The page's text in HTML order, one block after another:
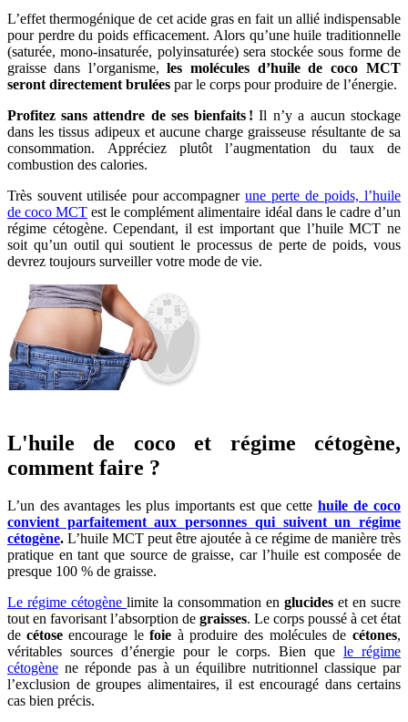
L’effet thermogénique de cet acide gras en fait un allié indispensable
pour perdre du poids efficacement. Alors qu’une huile traditionnelle
(saturée, mono-insaturée, polyinsaturée) sera stockée sous forme de
graisse dans l’organisme, les molécules d’huile de coco MCT
seront directement brulées par le corps pour produire de l’énergie.
Profitez sans attendre de ses bienfaits ! Il n’y a aucun stockage
dans les tissus adipeux et aucune charge graisseuse résultante de sa
consommation. Appréciez plutôt l’augmentation du taux de
combustion des calories.
Très souvent utilisée pour accompagner une perte de poids, l’huile
de coco MCT est le complément alimentaire idéal dans le cadre d’un
régime cétogène. Cependant, il est important que l’huile MCT ne
soit qu’un outil qui soutient le processus de perte de poids, vous
devrez toujours surveiller votre mode de vie.
L'huile de coco et régime cétogène,
comment faire ?
L’un des avantages les plus importants est que cette huile de coco
convient parfaitement aux personnes qui suivent un régime
cétogène. L’huile MCT peut être ajoutée à ce régime de manière très
pratique en tant que source de graisse, car l’huile est composée de
presque 100 % de graisse.
Le régime cétogène limite la consommation en glucides et en sucre
tout en favorisant l’absorption de graisses. Le corps poussé à cet état
de cétose encourage le foie à produire des molécules de cétones,
véritables sources d’énergie pour le corps. Bien que le régime
cétogène ne réponde pas à un équilibre nutritionnel classique par
l’exclusion de groupes alimentaires, il est encouragé dans certains
cas bien précis.